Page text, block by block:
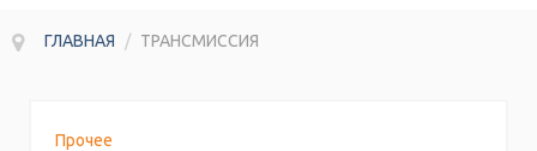
ГЛАВНАЯ / ТРАНСМИССИЯ
Прочее